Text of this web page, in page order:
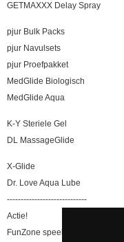
GETMAXXX Delay Spray
pjur Bulk Packs
pjur Navulsets
pjur Proefpakket
MedGlide Biologisch
MedGlide Aqua
K-Y Steriele Gel
DL MassageGlide
X-Glide
Dr. Love Aqua Lube
-----------------------------
Actie!
FunZone speeltjes